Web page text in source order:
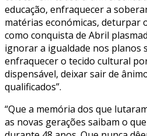
educação, enfraquecer a
matérias económicas, deturpar
como conquista de Abril
ignorar a igualdade nos planos
enfraquecer o tecido cultural
dispensável, deixar sair de
qualificados”.
“Que a memória dos que
as novas gerações saibam o